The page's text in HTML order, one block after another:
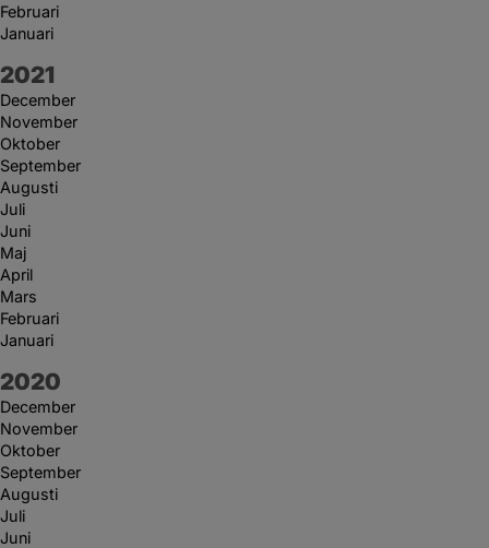
Februari
Januari
År:
2021
December
November
Oktober
September
Augusti
Juli
Juni
Maj
April
Mars
Februari
Januari
År:
2020
December
November
Oktober
September
Augusti
Juli
Juni